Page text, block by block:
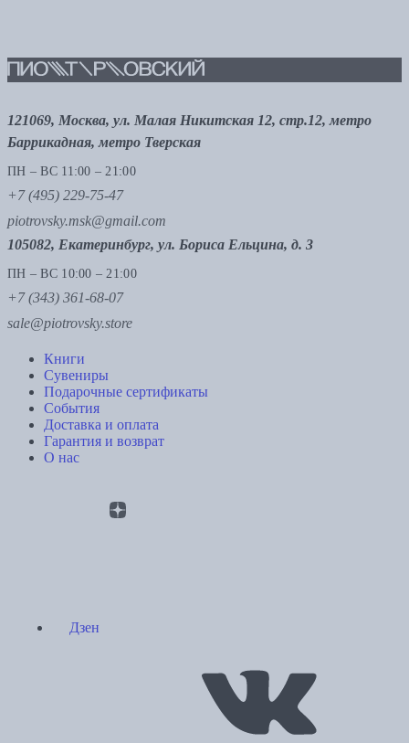
121069, Москва, ул. Малая Никитская 12, стр.12, метро
Баррикадная, метро Тверская
ПН – ВС 11:00 – 21:00
+7 (495) 229-75-47
piotrovsky.msk@gmail.com
105082, Екатеринбург, ул. Бориса Ельцина, д. 3
ПН – ВС 10:00 – 21:00
+7 (343) 361-68-07
sale@piotrovsky.store
Книги
Сувениры
Подарочные сертификаты
События
Доставка и оплата
Гарантия и возврат
О нас
Дзен